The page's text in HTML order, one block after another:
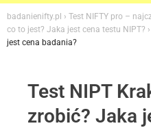
badanienifty.pl › Test NIFTY pro –
co to jest? Jaka jest cena testu NIPT? ›
jest cena badania?
Test NIPT
zrobić? Jaka